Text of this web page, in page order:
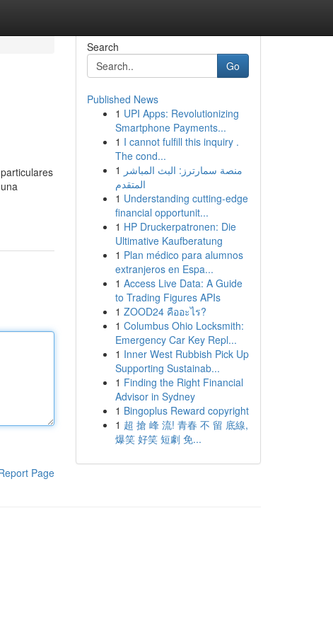
Page
Search
Go
Published News
1 UPI Apps: Revolutionizing
Smartphone Payments...
1 I cannot fulfill this inquiry .
The cond...
1 منصة سمارترز: البث المباشر
المتقدم
1 Understanding cutting-edge
financial opportunit...
1 HP Druckerpatronen: Die
Ultimative Kaufberatung
1 Plan médico para alumnos
extranjeros en Espa...
1 Access Live Data: A Guide
to Trading Figures APIs
1 ZOOD24 คืออะไร?
1 Columbus Ohio Locksmith:
Emergency Car Key Repl...
1 Inner West Rubbish Pick Up
Supporting Sustainab...
1 Finding the Right Financial
Advisor in Sydney
1 Bingoplus Reward copyright
1 超 搶 峰 流! 青春 不 留 底線,
爆笑 好笑 短劇 免...